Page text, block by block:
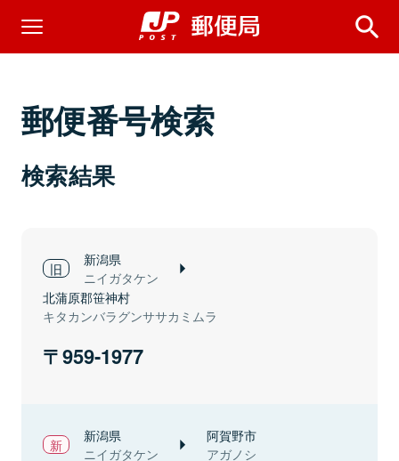
郵便番号検索
検索結果
新潟県
ニイガタケン
北蒲原郡笹神村
キタカンバラグンササカミムラ
959-1977
新潟県
ニイガタケン
阿賀野市
アガノシ